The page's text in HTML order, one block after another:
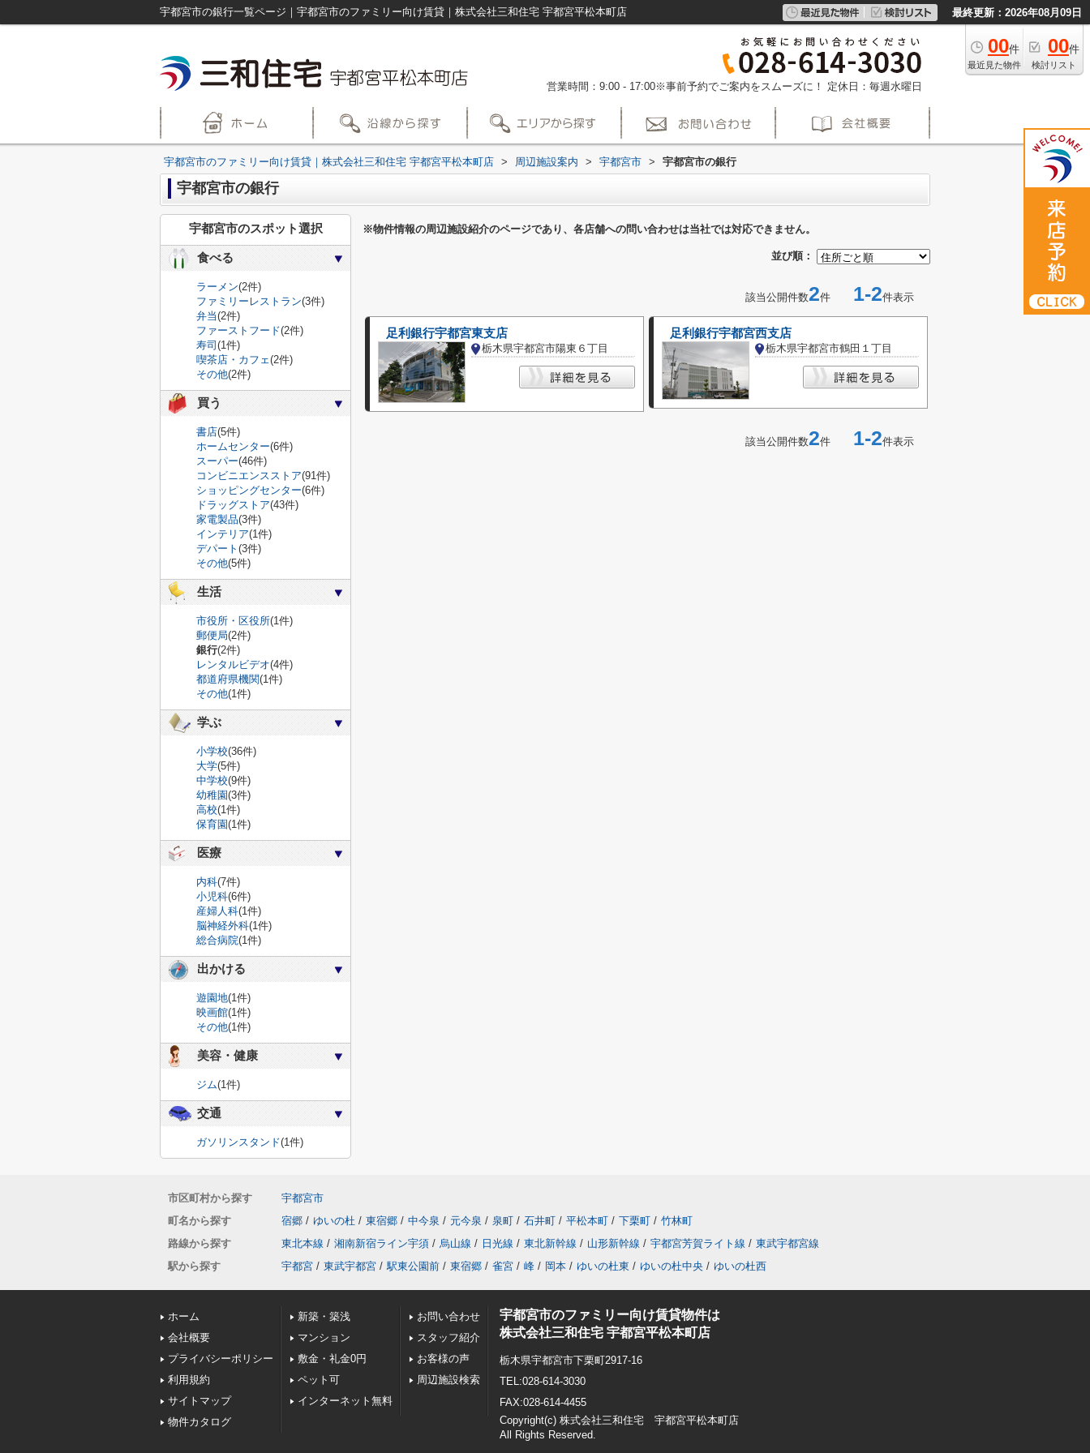
宇都宮市の銀行一覧ページ｜宇都宮市のファミリー向け賃貸｜株式会社三和住宅 宇都宮平松本町店 最終更新：2026年08月09日
00件
最近見た物件
00件
検討リスト
営業時間：9:00 - 17:00※事前予約でご案内をスムーズに！ 定休日：毎週水曜日
宇都宮市のファミリー向け賃貸｜株式会社三和住宅 宇都宮平松本町店 > 周辺施設案内 > 宇都宮市 > 宇都宮市の銀行
宇都宮市の銀行
※物件情報の周辺施設紹介のページであり、各店舗への問い合わせは当社では対応できません。
並び順：
該当公開件数2件 1-2件表示
足利銀行宇都宮東支店
栃木県宇都宮市陽東６丁目
足利銀行宇都宮西支店
栃木県宇都宮市鶴田１丁目
該当公開件数2件 1-2件表示
宇都宮市のスポット選択
食べる
ラーメン(2件)
ファミリーレストラン(3件)
弁当(2件)
ファーストフード(2件)
寿司 (1件)
喫茶店・カフェ(2件)
その他(2件)
買う
書店(5件)
ホームセンター(6件)
スーパー(46件)
コンビニエンスストア(91件)
ショッピングセンター(6件)
ドラッグストア(43件)
家電製品(3件)
インテリア(1件)
デパート (3件)
その他(5件)
生活
市役所・区役所(1件)
郵便局(2件)
銀行(2件)
レンタルビデオ(4件)
都道府県機関(1件)
その他(1件)
学ぶ
小学校(36件)
大学(5件)
中学校(9件)
幼稚園(3件)
高校(1件)
保育園(1件)
医療
内科(7件)
小児科(6件)
産婦人科(1件)
脳神経外科(1件)
総合病院(1件)
出かける
遊園地(1件)
映画館(1件)
その他(1件)
美容・健康
ジム(1件)
交通
ガソリンスタンド(1件)
市区町村から探す
宇都宮市
町名から探す
宿郷 / ゆいの杜 / 東宿郷 / 中今泉 / 元今泉 / 泉町 / 石井町 / 平松本町 / 下栗町 / 竹林町
路線から探す
東北本線 / 湘南新宿ライン宇須 / 烏山線 / 日光線 / 東北新幹線 / 山形新幹線 / 宇都宮芳賀ライト線 / 東武宇都宮線
駅から探す
宇都宮 / 東武宇都宮 / 駅東公園前 / 東宿郷 / 雀宮 / 峰 / 岡本 / ゆいの杜東 / ゆいの杜中央 / ゆいの杜西
ホーム
会社概要
プライバシーポリシー
利用規約
サイトマップ
物件カタログ
新築・築浅
マンション
敷金・礼金0円
ペット可
インターネット無料
お問い合わせ
スタッフ紹介
お客様の声
周辺施設検索
宇都宮市のファミリー向け賃貸物件は
株式会社三和住宅 宇都宮平松本町店
栃木県宇都宮市下栗町2917-16
TEL:028-614-3030
FAX:028-614-4455
Copyright(c) 株式会社三和住宅 宇都宮平松本町店
All Rights Reserved.